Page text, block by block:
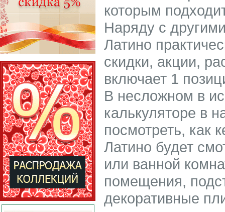
которым
Наряду с
Латино
скидки, акции,
включает 1
В несложном в
калькуляторе в
посмотреть, как
Латино будет
или ванной
помещения,
декоративные